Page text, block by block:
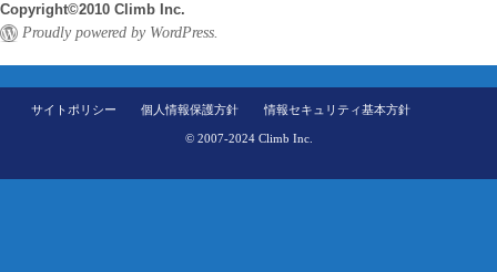
Copyright©2010 Climb Inc.
Proudly powered by WordPress.
サイトポリシー 個人情報保護方針 情報セキュリティ基本方針
© 2007-2024 Climb Inc.